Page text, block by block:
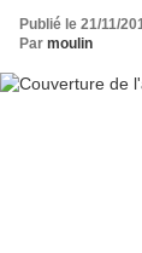
Publié le 21/11/
Par moulin